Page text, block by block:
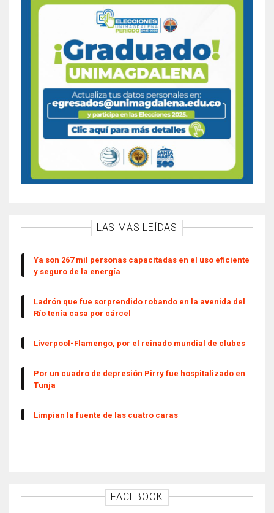
LAS MÁS LEÍDAS
Ya son 267 mil personas capacitadas en el uso eficiente
y seguro de la energía
Ladrón que fue sorprendido robando en la avenida del
Río tenía casa por cárcel
Liverpool-Flamengo, por el reinado mundial de clubes
Por un cuadro de depresión Pirry fue hospitalizado en
Tunja
Limpian la fuente de las cuatro caras
FACEBOOK